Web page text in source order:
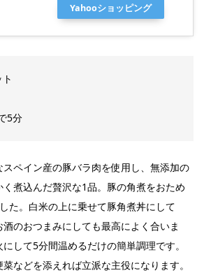
Yahooショッピング
5分
ペイン産の豚バラ肉を使用し、無添加の
煮込んだ贅沢な1品。 豚の角煮をおため
た。 白米の上に乗せて豚角煮丼にして
のおつまみにしても最高によく合いま
して5分間温めるだけの簡単調理です。
などを添えれば立派な主役になります。